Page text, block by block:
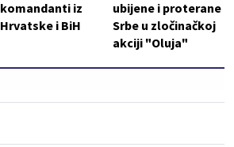
komandanti iz
Hrvatske i BiH
ubijene i proterane
Srbe u zločinačkoj
akciji "Oluja"